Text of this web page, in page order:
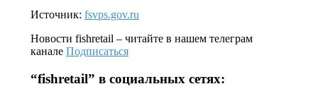
Источник: fsvps.gov.ru
Новости fishretail – читайте в нашем телеграм
канале Подписаться
“fishretail” в социальных сетях: